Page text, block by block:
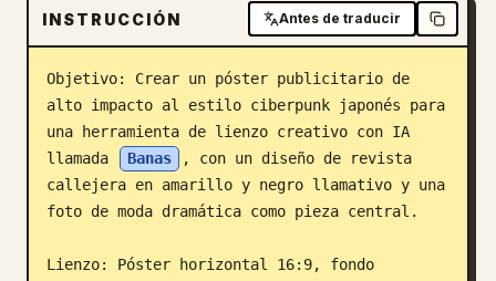
Descargar
Blog
Actualizaciones
INSTRUCCIÓN Antes de traducir
Objetivo: Crear un póster publicitario de
alto impacto al estilo ciberpunk japonés para
una herramienta de lienzo creativo con IA
llamada
Banas
, con un diseño de revista
callejera en amarillo y negro llamativo y una
foto de moda dramática como pieza central.
Lienzo: Póster horizontal 16:9, fondo